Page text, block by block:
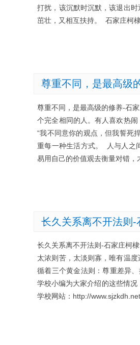
打扰，该沉默时沉默，该退出
茁壮，又相互扶持。 石家庄柯
尊重不同，是最高级
尊重不同，是最高级的修养-石
个完全相同的人。有人喜欢热
“我不同意你的观点，但我誓死
重每一种生活方式。 人与人之
易用自己的价值观去衡量对错，
长久关系离不开法则
长久关系离不开法则-石家庄柯
太浓则苦，太淡则寡，唯有温
循着三个黄金法则：尊重差异
学校小编为大家介绍的这些情
学校网站：http://